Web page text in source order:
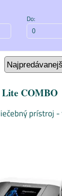
Do:
Lite COMBO
prístroj